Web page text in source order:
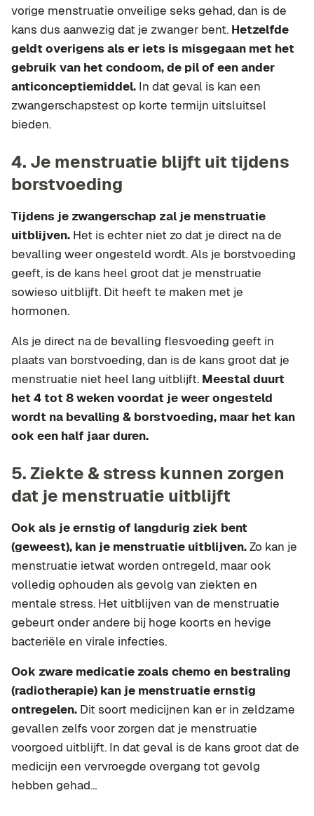
vorige menstruatie onveilige seks gehad, dan is de
kans dus aanwezig dat je zwanger bent. Hetzelfde
geldt overigens als er iets is misgegaan met het
gebruik van het condoom, de pil of een ander
anticonceptiemiddel. In dat geval is kan een
zwangerschapstest op korte termijn uitsluitsel
bieden.
4. Je menstruatie blijft uit tijdens
borstvoeding
Tijdens je zwangerschap zal je menstruatie
uitblijven. Het is echter niet zo dat je direct na de
bevalling weer ongesteld wordt. Als je borstvoeding
geeft, is de kans heel groot dat je menstruatie
sowieso uitblijft. Dit heeft te maken met je
hormonen.
Als je direct na de bevalling flesvoeding geeft in
plaats van borstvoeding, dan is de kans groot dat je
menstruatie niet heel lang uitblijft. Meestal duurt
het 4 tot 8 weken voordat je weer ongesteld
wordt na bevalling & borstvoeding, maar het kan
ook een half jaar duren.
5. Ziekte & stress kunnen zorgen
dat je menstruatie uitblijft
Ook als je ernstig of langdurig ziek bent
(geweest), kan je menstruatie uitblijven.Zo kan je
menstruatie ietwat worden ontregeld, maar ook
volledig ophouden als gevolg van ziekten en
mentale stress. Het uitblijven van de menstruatie
gebeurt onder andere bij hoge koorts en hevige
bacteriële en virale infecties.
Ook zware medicatie zoals chemo en bestraling
(radiotherapie) kan je menstruatie ernstig
ontregelen. Dit soort medicijnen kan er in zeldzame
gevallen zelfs voor zorgen dat je menstruatie
voorgoed uitblijft. In dat geval is de kans groot dat de
medicijn een vervroegde overgang tot gevolg
hebben gehad…